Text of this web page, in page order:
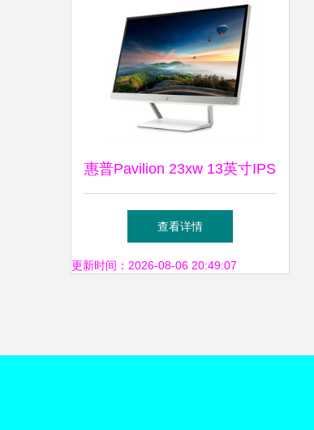
惠普Pavilion 23xw 13英寸IPS
广视角白色显示器，不闪屏带
来舒适用眼体验
查看详情
更新时间：2026-08-06 20:49:07